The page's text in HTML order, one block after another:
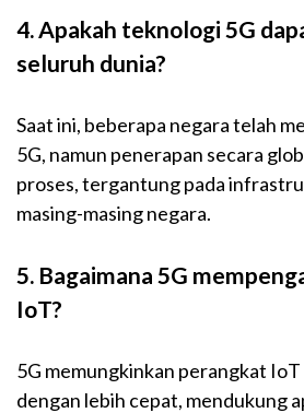
4. Apakah teknologi 5G
seluruh dunia?
Saat ini, beberapa negara telah
5G, namun penerapan secara
proses, tergantung pada
masing-masing negara.
5. Bagaimana 5G
IoT?
5G memungkinkan perangkat
dengan lebih cepat, mendukung